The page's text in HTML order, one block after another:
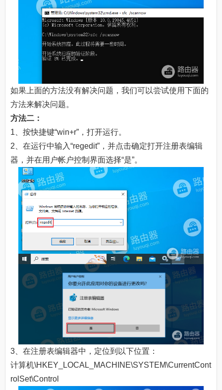
如果上面的方法没有解决问题，我们可以尝试使用下面的
方法来解决问题。
方法二：
1、按快捷键“win+r”，打开运行。
2、在运行中输入“regedit”，并点击确定打开注册表编辑
器，并在用户帐户控制界面选择“是”。
3、在注册表编辑器中，定位到以下位置：
计算机\HKEY_LOCAL_MACHINE\SYSTEM\CurrentCont
rolSet\Control